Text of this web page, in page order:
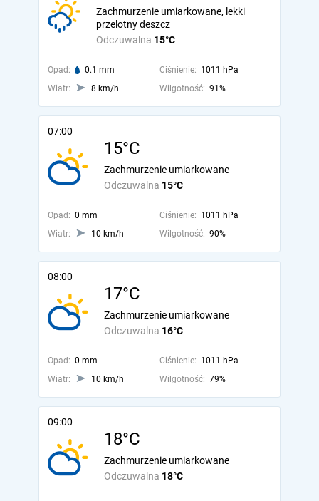
Odczuwalna 15°C
Zachmurzenie umiarkowane, lekki
przelotny deszcz
Opad: 0.1 mm Ciśnienie: 1011 hPa
Wiatr:
8 km/h Wilgotność: 91%
07:00
15°C
Odczuwalna 15°C
Zachmurzenie umiarkowane
Opad: 0 mm Ciśnienie: 1011 hPa
Wiatr:
10 km/h Wilgotność: 90%
08:00
17°C
Odczuwalna 16°C
Zachmurzenie umiarkowane
Opad: 0 mm Ciśnienie: 1011 hPa
Wiatr:
10 km/h Wilgotność: 79%
09:00
18°C
Odczuwalna 18°C
Zachmurzenie umiarkowane